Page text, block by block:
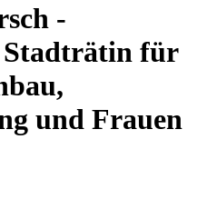
-
für
und Frauen